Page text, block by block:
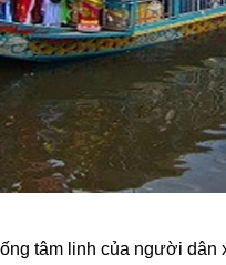
tâm linh của người